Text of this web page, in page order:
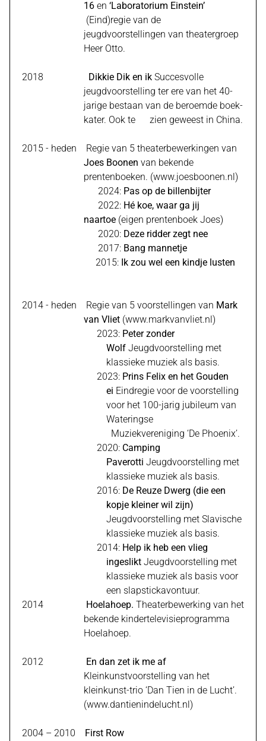
HOME
OVER OLAF
CONTACT
16 en ‘Laboratorium Einstein’
(Eind)regie van de
jeugdvoorstellingen van theatergroep
Heer Otto.
2018 Dikkie Dik en ik Succesvolle
jeugdvoorstelling ter ere van het 40-
jarige bestaan van de beroemde boek-
kater. Ook te zien geweest in China.
2015 - heden Regie van 5 theaterbewerkingen van
Joes Boonen van bekende
prentenboeken. (www.joesboonen.nl)
2024: Pas op de billenbijter
2022: Hé koe, waar ga jij
naartoe (eigen prentenboek Joes)
2020: Deze ridder zegt nee
2017: Bang mannetje
2015: Ik zou wel een kindje lusten
2014 - heden Regie van 5 voorstellingen van Mark
van Vliet (www.markvanvliet.nl)
2023: Peter zonder
Wolf Jeugdvoorstelling met
klassieke muziek als basis.
2023:Prins Felix en het Gouden
ei Eindregie voor de voorstelling
voor het 100-jarig jubileum van
Wateringse
Muziekvereniging ‘De Phoenix’.
2020:Camping
Paverotti Jeugdvoorstelling met
klassieke muziek als basis.
2016: De Reuze Dwerg (die een
kopje kleiner wil zijn)
Jeugdvoorstelling met Slavische
klassieke muziek als basis.
2014:Help ik heb een vlieg
ingeslikt Jeugdvoorstelling met
klassieke muziek als basis voor
een slapstickavontuur.
2014 Hoelahoep. Theaterbewerking van het
bekende kindertelevisieprogramma
Hoelahoep.
2012 En dan zet ik me af
Kleinkunstvoorstelling van het
kleinkunst-trio ‘Dan Tien in de Lucht’.
(www.dantienindelucht.nl)
2004 – 2010 First Row